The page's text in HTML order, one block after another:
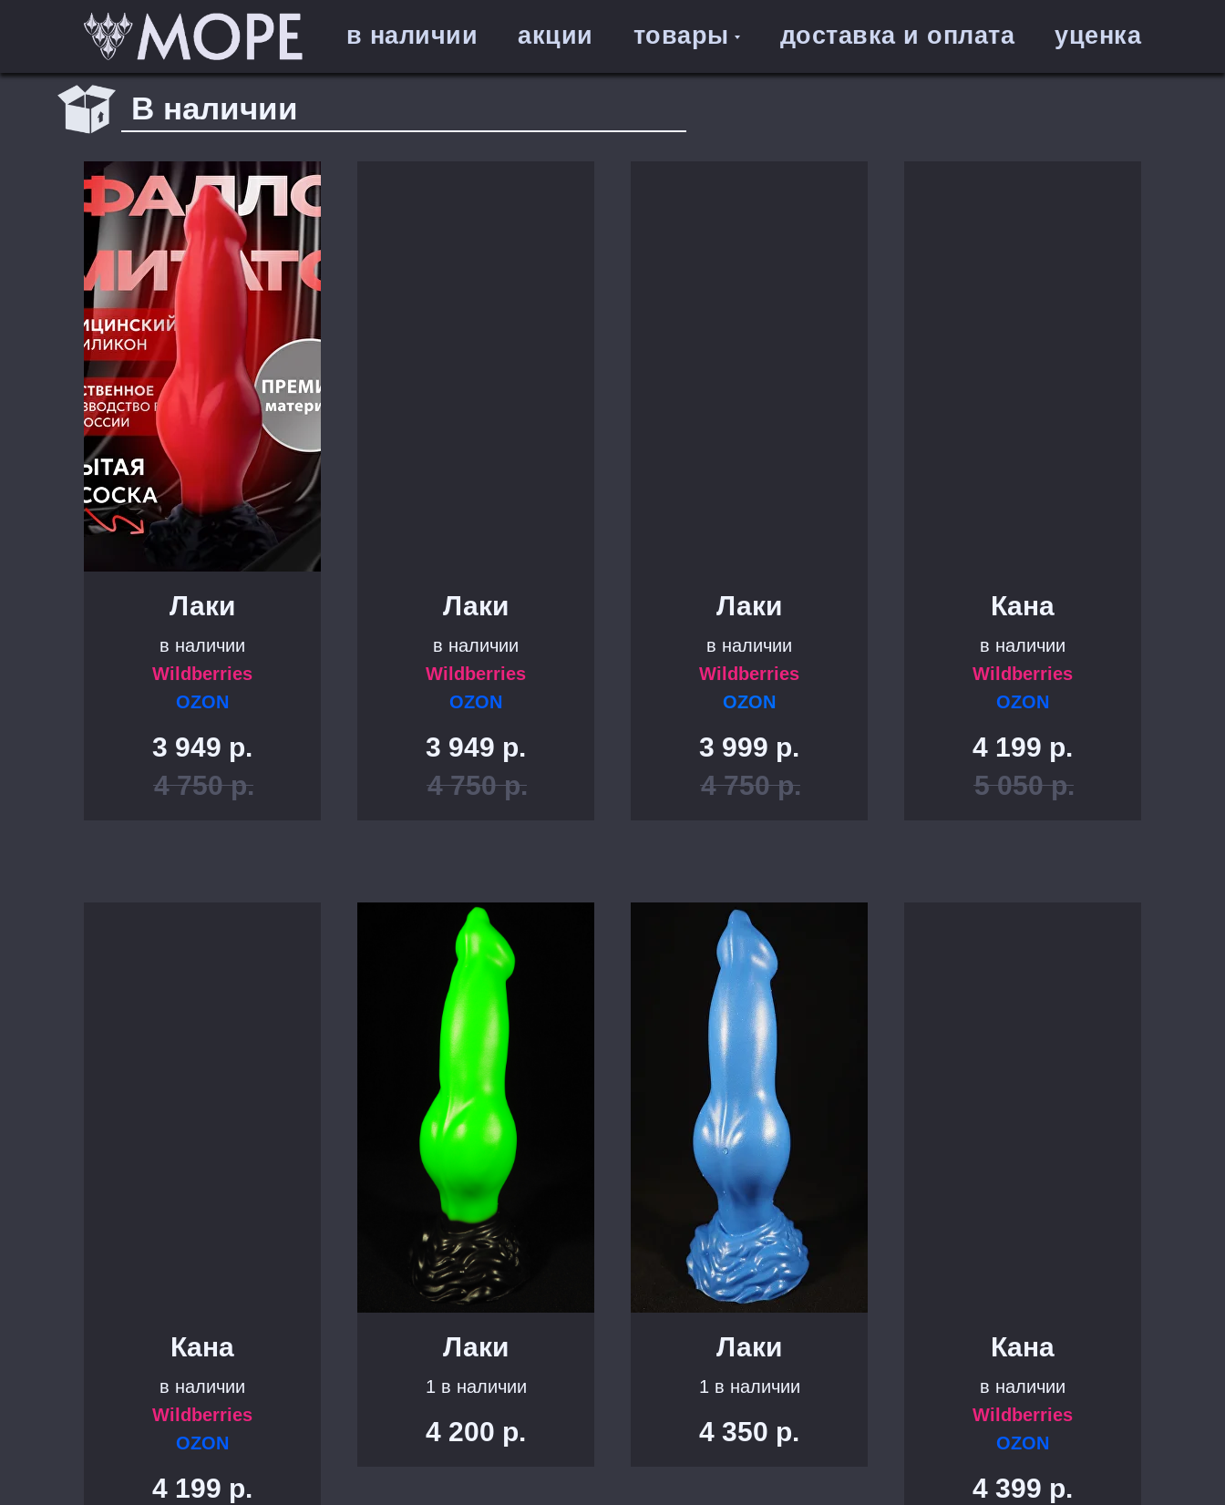
в наличии акции товары доставка и оплата уценка
В наличии
Лаки
в наличии
Wildberries
OZON
3 949 р.
4 750 р.
Лаки
в наличии
Wildberries
OZON
3 949 р.
4 750 р.
Лаки
в наличии
Wildberries
OZON
3 999 р.
4 750 р.
Кана
в наличии
Wildberries
OZON
4 199 р.
5 050 р.
Кана
в наличии
Wildberries
OZON
4 199 р.
Лаки
1 в наличии
4 200 р.
Лаки
1 в наличии
4 350 р.
Кана
в наличии
Wildberries
OZON
4 399 р.